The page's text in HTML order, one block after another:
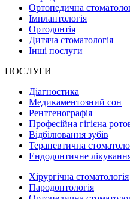
Ортопедична
Імплантологія
Ортодонтія
Дитяча стоматологія
Інші послуги
ПОСЛУГИ
Діагностика
Медикаментозний сон
Рентгенографія
Професійна гігієна
Відбілювання зубів
Терапевтична
Ендодонтичне
Хірургічна стоматологія
Пародонтологія